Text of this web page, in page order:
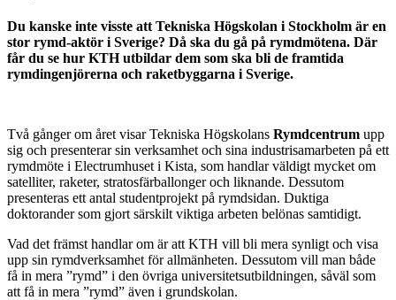
Du kanske inte visste att Tekniska Högskolan i Stockholm är en
stor rymd-aktör i Sverige? Då ska du gå på rymdmötena. Där
får du se hur KTH utbildar dem som ska bli de framtida
rymdingenjörerna och raketbyggarna i Sverige.
Två gånger om året visar Tekniska Högskolans Rymdcentrum upp
sig och presenterar sin verksamhet och sina industrisamarbeten på ett
rymdmöte i Electrumhuset i Kista, som handlar väldigt mycket om
satelliter, raketer, stratosfärballonger och liknande. Dessutom
presenteras ett antal studentprojekt på rymdsidan. Duktiga
doktorander som gjort särskilt viktiga arbeten belönas samtidigt.
Vad det främst handlar om är att KTH vill bli mera synligt och visa
upp sin rymdverksamhet för allmänheten. Dessutom vill man både
få in mera ”rymd” i den övriga universitetsutbildningen, såväl som
att få in mera ”rymd” även i grundskolan.